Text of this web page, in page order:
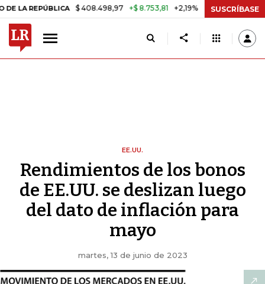
$ 408.498,97 +$ 8.753,81 +2,19% TASA DE USURA
SUSCRÍBASE
EE.UU.
Rendimientos de los bonos
de EE.UU. se deslizan luego
del dato de inflación para
mayo
martes, 13 de junio de 2023